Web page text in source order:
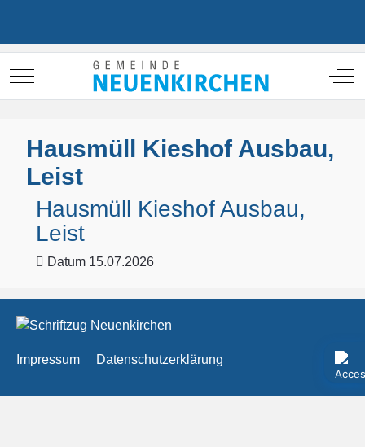
Mobile Menu Toggle Off-
Hausmüll Kieshof Ausbau,
Leist
Hausmüll Kieshof Ausbau,
Leist
Datum 15.07.2026
Impressum Datenschutzerklärung